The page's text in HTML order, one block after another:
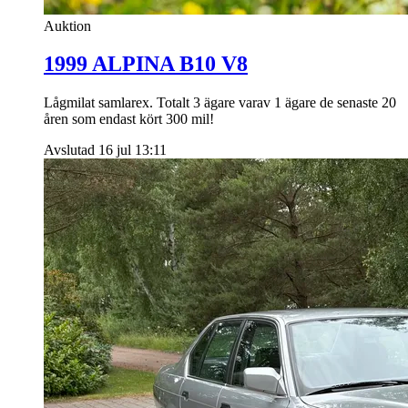
Auktion
1999 ALPINA B10 V8
Lågmilat samlarex. Totalt 3 ägare varav 1 ägare de senaste 20
åren som endast kört 300 mil!
Avslutad 16 jul 13:11